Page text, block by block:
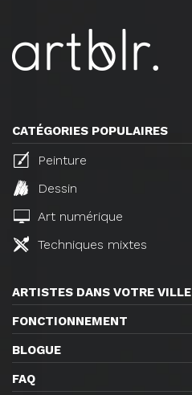
CATÉGORIES POPULAIRES
Peinture
Dessin
Art numérique
Techniques mixtes
ARTISTES DANS VOTRE VILLE
FONCTIONNEMENT
BLOGUE
FAQ